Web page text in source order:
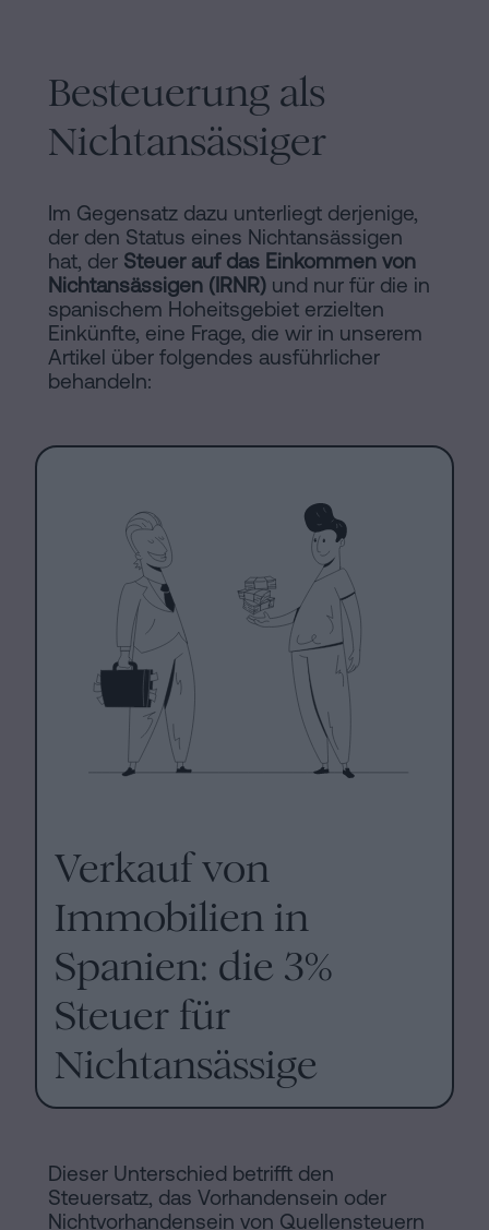
Besteuerung als
Nichtansässiger
Im Gegensatz dazu unterliegt derjenige,
der den Status eines Nichtansässigen
hat, der Steuer auf das Einkommen von
Nichtansässigen (IRNR) und nur für die in
spanischem Hoheitsgebiet erzielten
Einkünfte, eine Frage, die wir in unserem
Artikel über folgendes ausführlicher
behandeln:
Verkauf von
Immobilien in
Spanien: die 3%
Steuer für
Nichtansässige
Dieser Unterschied betrifft den
Steuersatz, das Vorhandensein oder
Nichtvorhandensein von Quellensteuern